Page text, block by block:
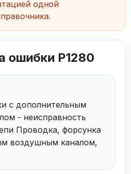
одной
ошибки P1280
с дополнительным
- неисправность
Проводка, форсунка
воздушным каналом,